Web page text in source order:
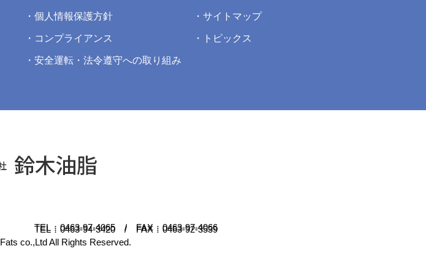
個人情報保護方針
コンプライアンス
安全運転・法令遵守への取り組み
サイトマップ
トピックス
TEL：0463-94-3420 / FAX：0463-92-3539
TEL：0463-97-4065 / FAX：0463-97-4066
Fats co.,Ltd All Rights Reserved.